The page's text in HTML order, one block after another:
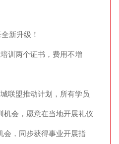
新升级！
训两个证书，费用不增
联盟推动计划，所有学员
机会，愿意在当地开展礼仪
会，同步获得事业开展指